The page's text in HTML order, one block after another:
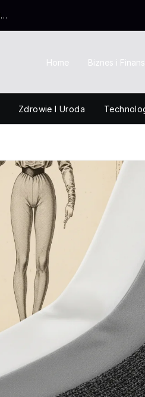
Na co zwrócić uwagę przy zakupie biurka drewnianego, aby ...
Home Biznes i
Zdrowie I Uroda